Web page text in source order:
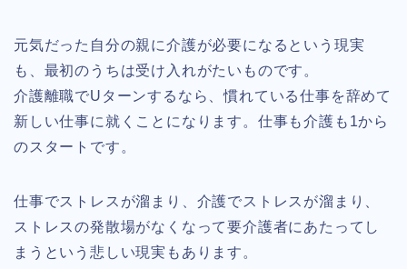
元気だった自分の親に介護が必要になるという現実
も、最初のうちは受け入れがたいものです。
介護離職でUターンするなら、慣れている仕事を辞めて
新しい仕事に就くことになります。仕事も介護も1から
のスタートです。
仕事でストレスが溜まり、介護でストレスが溜まり、
ストレスの発散場がなくなって要介護者にあたってし
まうという悲しい現実もあります。